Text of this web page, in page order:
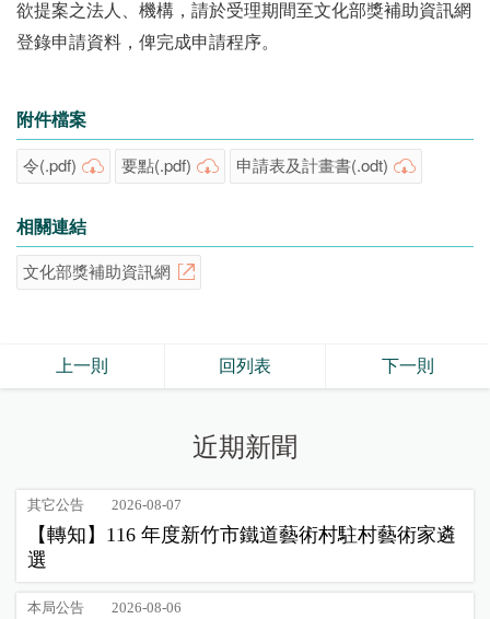
欲提案之法人、機構，請於受理期間至文化部獎補助資訊網
登錄申請資料，俾完成申請程序。
附件檔案
令(.pdf) 要點(.pdf) 申請表及計畫書(.odt)
相關連結
文化部獎補助資訊網
上一則 回列表 下一則
近期新聞
其它公告 2026-08-07
【轉知】116 年度新竹市鐵道藝術村駐村藝術家遴
選
本局公告 2026-08-06